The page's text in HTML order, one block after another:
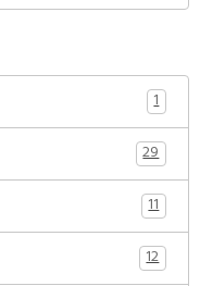
1
29
11
12